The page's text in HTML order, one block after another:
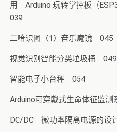
用 Arduino 玩转掌控板（
039
二哈识图（1）音乐魔镜 045
视觉识别智能分类垃圾桶 049
智能电子小台秤 054
Arduino可穿戴式生命体征监
DC/DC 微功率隔离电源的设计